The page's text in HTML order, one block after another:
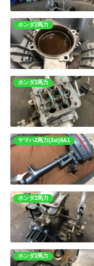
ホンダ2馬力
ホンダ2馬力
ヤマハ2馬力(2st)6A1
ホンダ2馬力
ホンダ2馬力